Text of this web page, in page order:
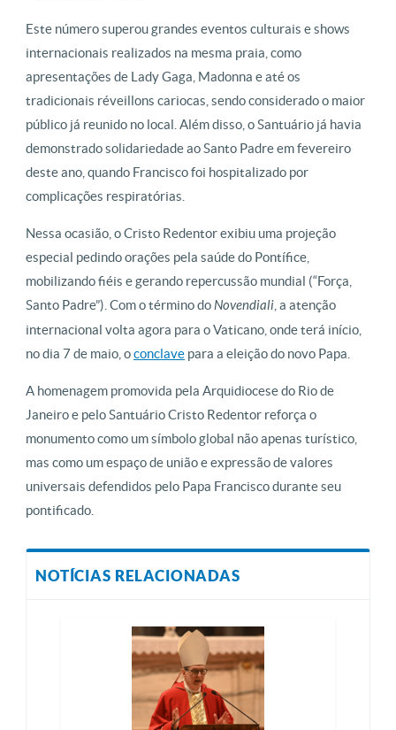
Este número superou grandes eventos culturais e shows
internacionais realizados na mesma praia, como
apresentações de Lady Gaga, Madonna e até os
tradicionais réveillons cariocas, sendo considerado o maior
público já reunido no local. Além disso, o Santuário já havia
demonstrado solidariedade ao Santo Padre em fevereiro
deste ano, quando Francisco foi hospitalizado por
complicações respiratórias.
Nessa ocasião, o Cristo Redentor exibiu uma projeção
especial pedindo orações pela saúde do Pontífice,
mobilizando fiéis e gerando repercussão mundial (“Força,
Santo Padre”). Com o término doNovendiali , a atenção
internacional volta agora para o Vaticano, onde terá início,
no dia 7 de maio, oconclave para a eleição do novo Papa.
A homenagem promovida pela Arquidiocese do Rio de
Janeiro e pelo Santuário Cristo Redentor reforça o
monumento como um símbolo global não apenas turístico,
mas como um espaço de união e expressão de valores
universais defendidos pelo Papa Francisco durante seu
pontificado.
NOTÍCIAS RELACIONADAS